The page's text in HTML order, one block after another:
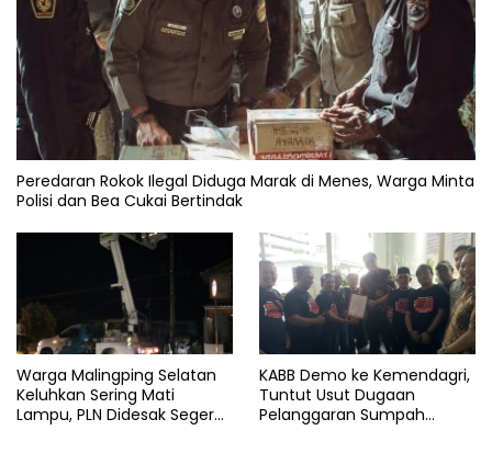
Peredaran Rokok Ilegal Diduga Marak di Menes, Warga Minta
Polisi dan Bea Cukai Bertindak
Warga Malingping Selatan
Keluhkan Sering Mati
Lampu, PLN Didesak Segera
KABB Demo ke Kemendagri,
Tuntut Usut Dugaan
Pelanggaran Sumpah